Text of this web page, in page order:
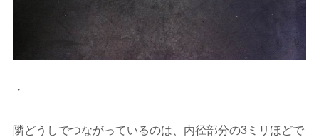
・
隣どうしでつながっているのは、内径部分の3ミリほどで